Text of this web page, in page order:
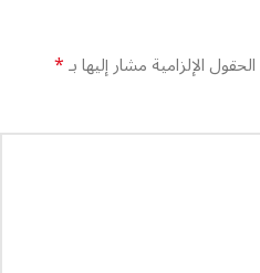
الحقول الإلزامية مشار إليها بـ*